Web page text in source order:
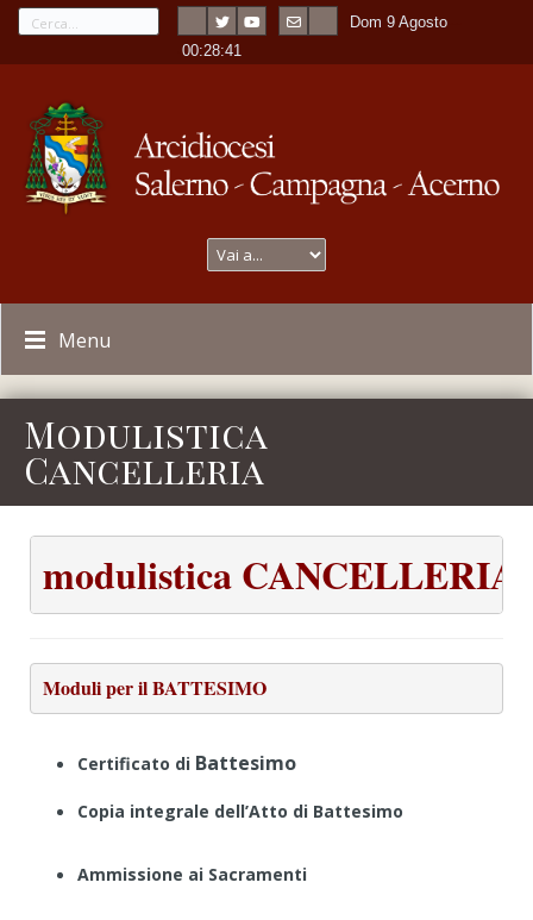
Dom 9 Agosto
-00:28:41
Menu
Modulistica
Cancelleria
Moduli per il BATTESIMO
Certificato di Battesimo
Copia integrale dell’Atto di Battesimo
Ammissione ai Sacramenti